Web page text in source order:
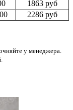
1863 руб
2286 руб
у менеджера.